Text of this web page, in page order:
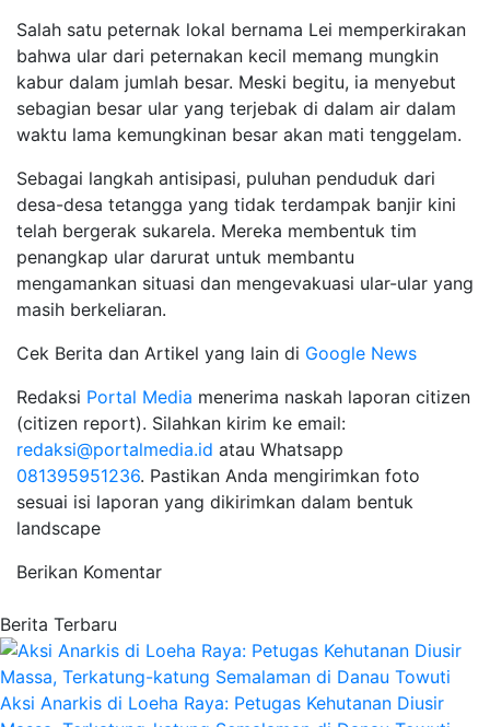
Salah satu peternak lokal bernama Lei memperkirakan
bahwa ular dari peternakan kecil memang mungkin
kabur dalam jumlah besar. Meski begitu, ia menyebut
sebagian besar ular yang terjebak di dalam air dalam
waktu lama kemungkinan besar akan mati tenggelam.
Sebagai langkah antisipasi, puluhan penduduk dari
desa-desa tetangga yang tidak terdampak banjir kini
telah bergerak sukarela. Mereka membentuk tim
penangkap ular darurat untuk membantu
mengamankan situasi dan mengevakuasi ular-ular yang
masih berkeliaran.
Cek Berita dan Artikel yang lain di Google News
Redaksi Portal Media menerima naskah laporan citizen
(citizen report). Silahkan kirim ke email:
redaksi@portalmedia.id atau Whatsapp
081395951236. Pastikan Anda mengirimkan foto
sesuai isi laporan yang dikirimkan dalam bentuk
landscape
Berikan Komentar
Berita Terbaru
Aksi Anarkis di Loeha Raya: Petugas Kehutanan Diusir